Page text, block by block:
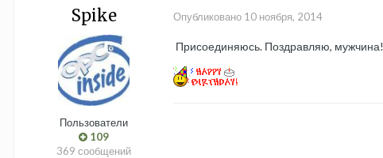
Spike
Пользователи
109
369 сообщений
Опубликовано 10 ноября, 2014
Присоединяюсь. Поздравляю, мужчина!